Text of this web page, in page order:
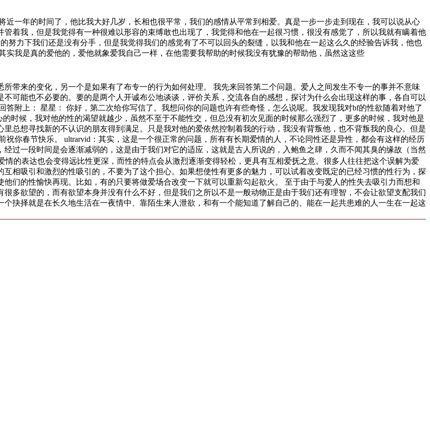
一年的时间了，他比我大好几岁，长相也很平常，我们的感情从平常到相爱。真是一步一步走到现在，我可以说从心
着我，但是我觉得有一种很难以形容的束缚敢也出现了，我觉得和他在一起很习惯，很没有感觉了，所以我就有瞒着他
努力下我们还是没有分手，但是我觉得我们的感觉有了不可以回头的裂缝，以我和他在一起这么久的经验告诉我，他也
我是真的爱他的，爱他就象爱我自己一样，在他需要我帮助的时候我没有犹豫的帮助他，虽然这这些
带来的变化，另一个是如果有了布专一的行为如何处理。 我先来回答第二个问题。爱人之间发生不专一的事并不意味
可能也不必要的。要的是两个人开诚布公地谈谈，评价关系，交流各自的感想，探讨为什么会出现这样的事，各自可以
附上： 星星： 你好，第二次给你写信了。我想问你的问题也许有些奇怪，怎么说呢。我发现我对bf的性欲随着对他了
时候，我对他的性的渴望就越少，虽然不至于不能性交，但总没有初次见面的时候那么强烈了，更多的时候，我对他是
总想寻找新的不认识的朋友得到满足。只是我对他的爱依然控制着我的行动，我没有背叛他，也不背叛我的良心。但是
你春节快乐。 ultrarvid：其实，这是一个很正常的问题，所有有长期爱情的人，不论同性还是异性，都会有这样的经历
过一段时间是会逐渐减弱的，这是由于我们对它的适应，这就是古人所说的，入鲍鱼之肆，久而不闻其臭的缘故（当然
的表达也会变得远比性更深，而性的特点会从激烈逐渐变得轻松，更具有互相爱抚之意。很多人往往把这个误解为爱
相吸引和激烈的性吸引的，不要为了这个担心。如果想使性有更多的魅力，可以试着改变既定的已经习惯的性行为，探
们的性愉快再现。比如，有的只要将做爱场合改变一下就可以重新勾起欲火。 至于由于与爱人的性失去吸引力而想和
多欲望的，而有欲望本身并没有什么不好，但是我们之所以不是一般动物正是由于我们还有理智，不会让欲望支配我们
抉择就是在长久地生活在一夜情中、靠陌生来人泄欲，和有一个能知道了解自己的、能在一起共患难的人一生在一起这